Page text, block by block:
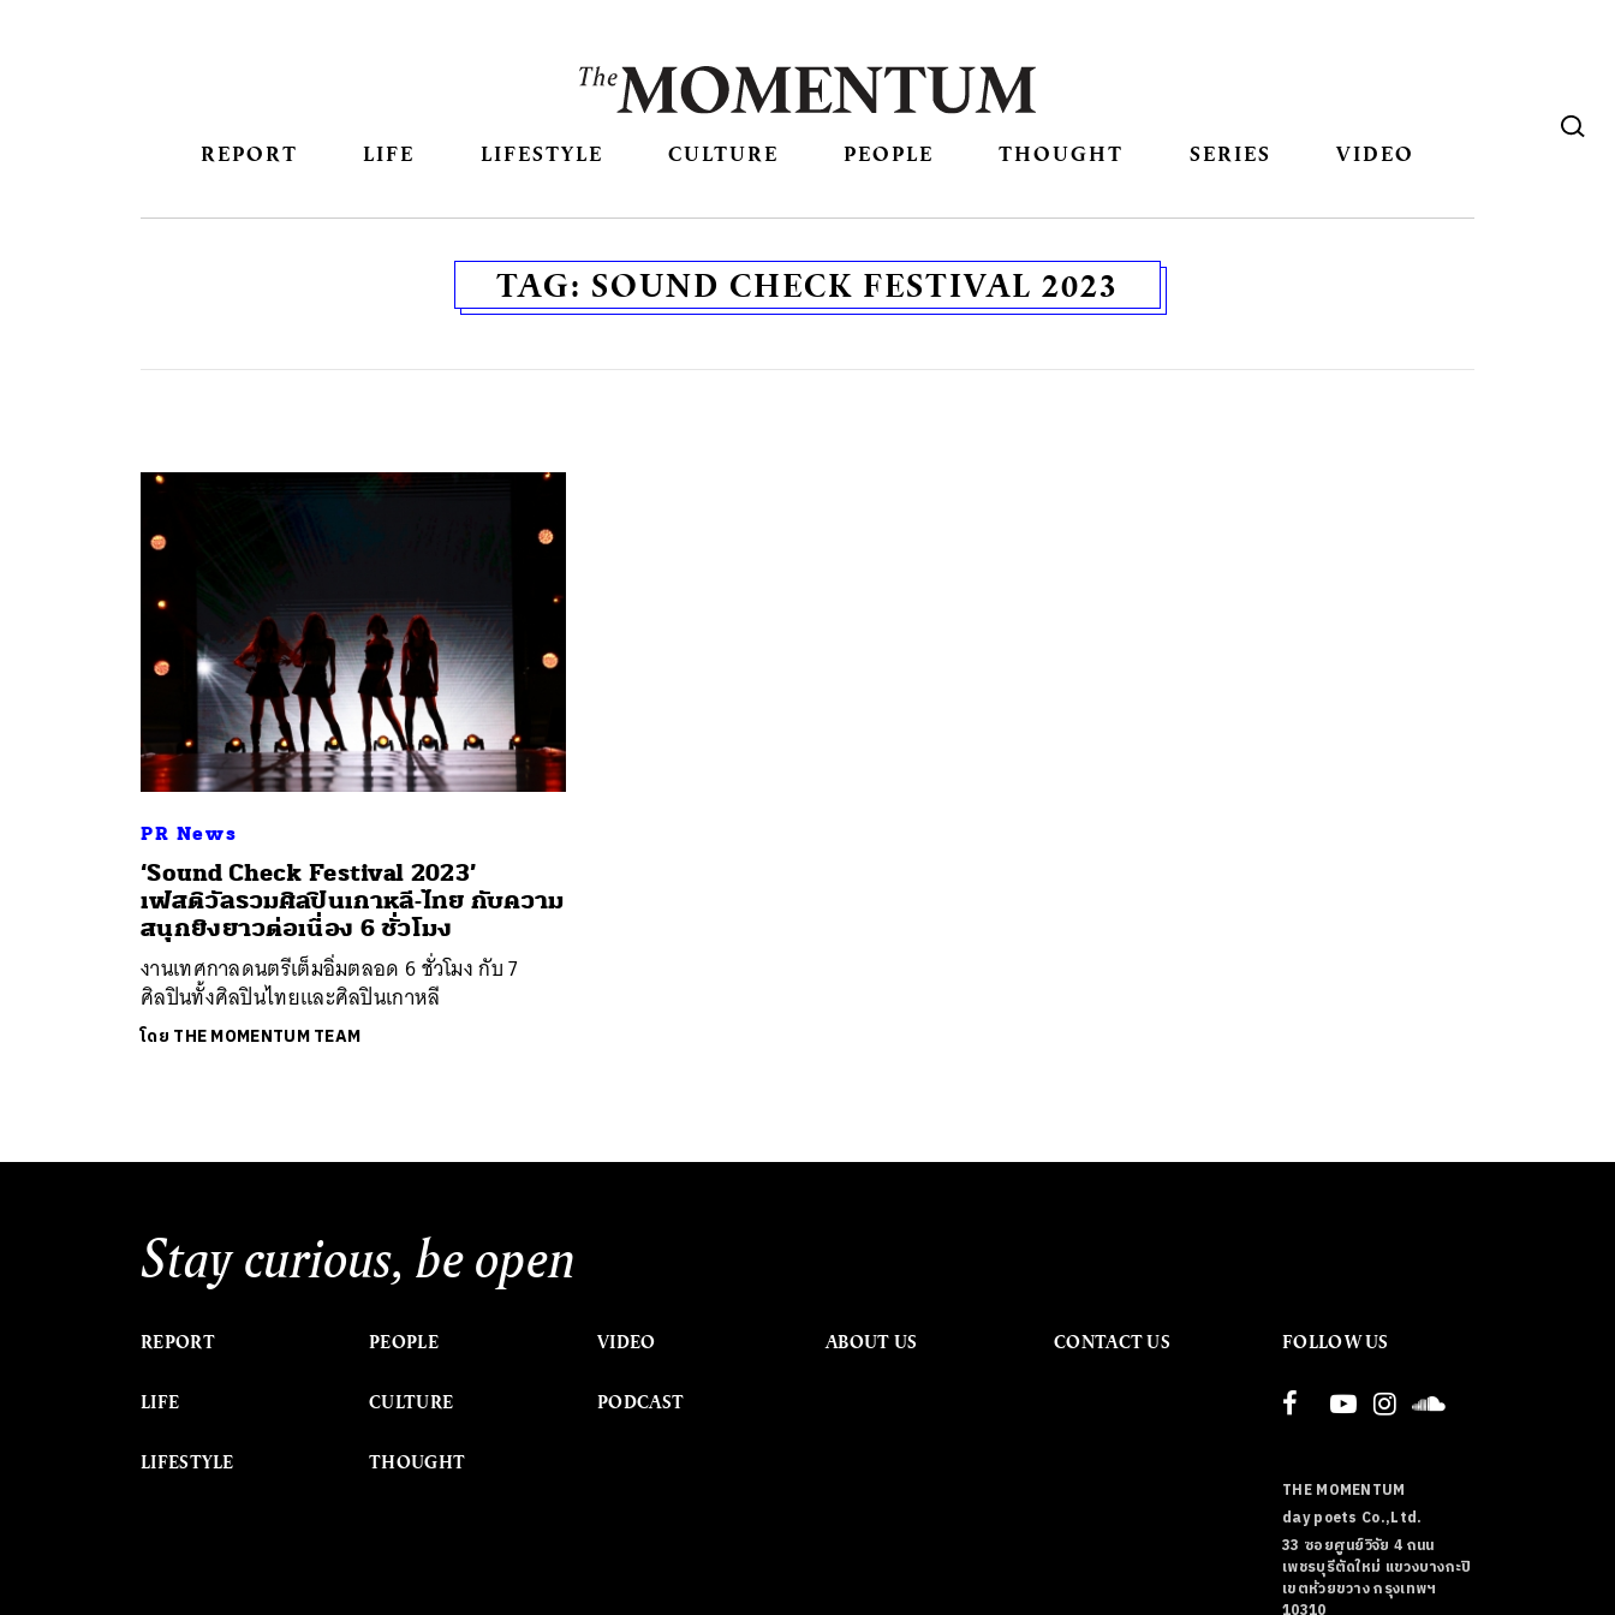
REPORT LIFE LIFESTYLE CULTURE PEOPLE THOUGHT SERIES VIDEO
TAG: SOUND CHECK FESTIVAL 2023
PR News
‘Sound Check Festival 2023’
เฟสติวัลรวมศิลปินเกาหลี-ไทย กับความ
สนุกยิงยาวต่อเนื่อง 6 ชั่วโมง
งานเทศกาลดนตรีเต็มอิ่มตลอด 6 ชั่วโมง กับ 7
ศิลปินทั้งศิลปินไทยและศิลปินเกาหลี
โดย THE MOMENTUM TEAM
Stay curious, be open
REPORT
LIFE
LIFESTYLE
PEOPLE
CULTURE
THOUGHT
VIDEO
PODCAST
ABOUT US CONTACT US FOLLOW US
THE MOMENTUM
day poets Co.,Ltd.
33 ซอยศูนย์วิจัย 4 ถนน
เพชรบุรีตัดใหม่ แขวงบางกะปิ
เขตห้วยขวาง กรุงเทพฯ